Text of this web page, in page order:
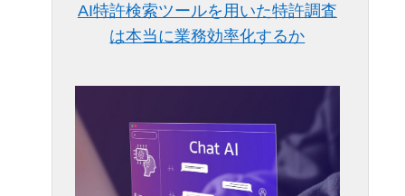
AI特許検索ツールを用いた特許調査
は本当に業務効率化するか